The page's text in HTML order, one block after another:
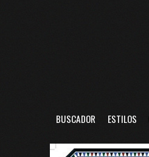
BUSCADOR ESTILOS